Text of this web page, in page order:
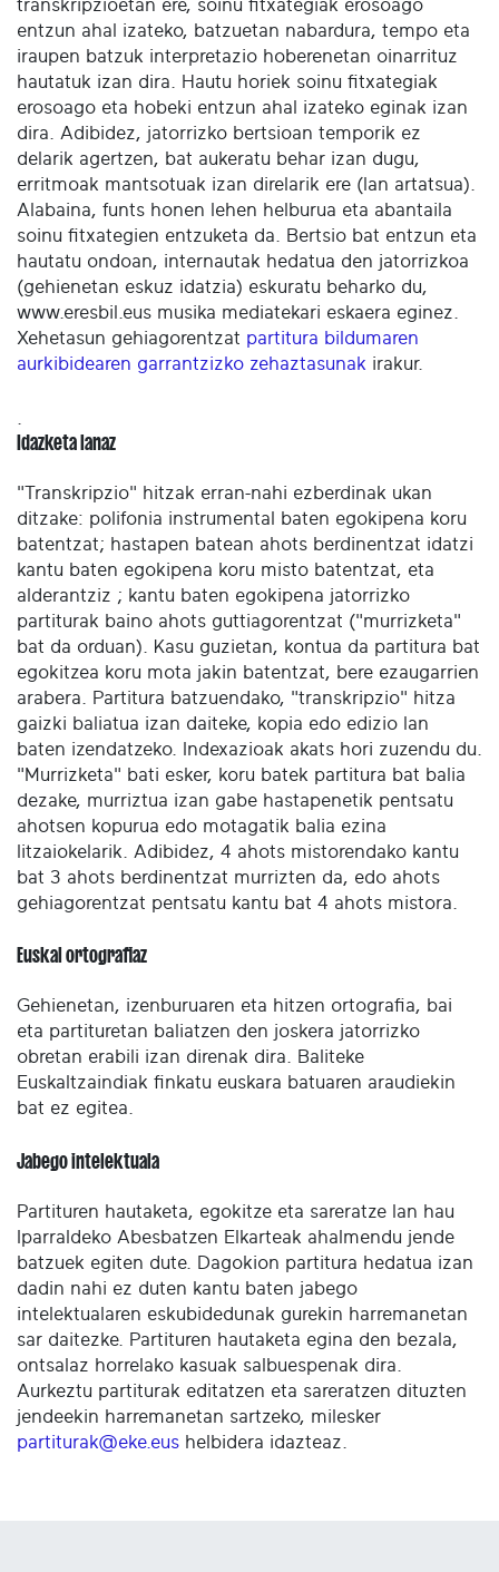
transkripzioetan ere, soinu fitxategiak erosoago
entzun ahal izateko, batzuetan nabardura, tempo eta
iraupen batzuk interpretazio hoberenetan oinarrituz
hautatuk izan dira. Hautu horiek soinu fitxategiak
erosoago eta hobeki entzun ahal izateko eginak izan
dira. Adibidez, jatorrizko bertsioan temporik ez
delarik agertzen, bat aukeratu behar izan dugu,
erritmoak mantsotuak izan direlarik ere (lan artatsua).
Alabaina, funts honen lehen helburua eta abantaila
soinu fitxategien entzuketa da. Bertsio bat entzun eta
hautatu ondoan, internautak hedatua den jatorrizkoa
(gehienetan eskuz idatzia) eskuratu beharko du,
www.eresbil.eus musika mediatekari eskaera eginez.
Xehetasun gehiagorentzat partitura bildumaren
aurkibidearen garrantzizko zehaztasunak irakur.
Idazketa lanaz
"Transkripzio" hitzak erran-nahi ezberdinak ukan
ditzake: polifonia instrumental baten egokipena koru
batentzat; hastapen batean ahots berdinentzat idatzi
kantu baten egokipena koru misto batentzat, eta
alderantziz ; kantu baten egokipena jatorrizko
partiturak baino ahots guttiagorentzat ("murrizketa"
bat da orduan). Kasu guzietan, kontua da partitura bat
egokitzea koru mota jakin batentzat, bere ezaugarrien
arabera. Partitura batzuendako, "transkripzio" hitza
gaizki baliatua izan daiteke, kopia edo edizio lan
baten izendatzeko. Indexazioak akats hori zuzendu du.
"Murrizketa" bati esker, koru batek partitura bat balia
dezake, murriztua izan gabe hastapenetik pentsatu
ahotsen kopurua edo motagatik balia ezina
litzaiokelarik. Adibidez, 4 ahots mistorendako kantu
bat 3 ahots berdinentzat murrizten da, edo ahots
gehiagorentzat pentsatu kantu bat 4 ahots mistora.
Euskal ortografiaz
Gehienetan, izenburuaren eta hitzen ortografia, bai
eta partituretan baliatzen den joskera jatorrizko
obretan erabili izan direnak dira. Baliteke
Euskaltzaindiak finkatu euskara batuaren araudiekin
bat ez egitea.
Jabego intelektuala
Partituren hautaketa, egokitze eta sareratze lan hau
Iparraldeko Abesbatzen Elkarteak ahalmendu jende
batzuek egiten dute. Dagokion partitura hedatua izan
dadin nahi ez duten kantu baten jabego
intelektualaren eskubidedunak gurekin harremanetan
sar daitezke. Partituren hautaketa egina den bezala,
ontsalaz horrelako kasuak salbuespenak dira.
Aurkeztu partiturak editatzen eta sareratzen dituzten
jendeekin harremanetan sartzeko, milesker
partiturak@eke.eus helbidera idazteaz.